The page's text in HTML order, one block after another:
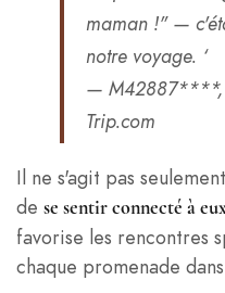
maman !" —
notre voyage. ‘
— M42887****,
Trip.com
Il ne s'agit pas
de se sentir connecté à
favorise les rencontres
chaque promenade